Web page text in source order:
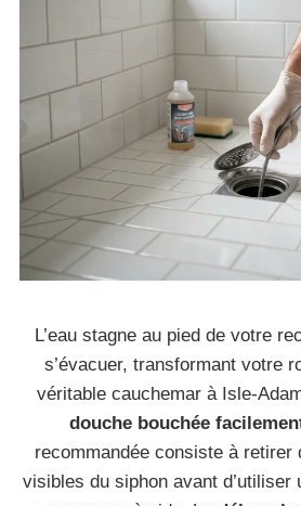
L’eau stagne au pied de votre
s’évacuer, transformant votre
véritable cauchemar à Isle-
douche bouchée
recommandée consiste à retirer
visibles du siphon avant d’utiliser